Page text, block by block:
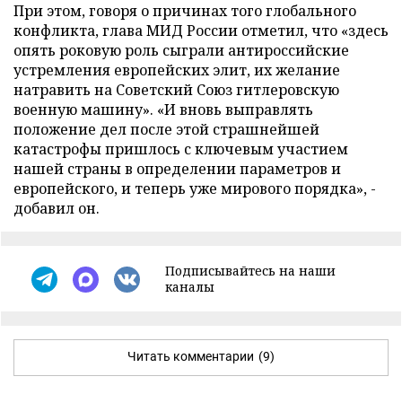
При этом, говоря о причинах того глобального
конфликта, глава МИД России отметил, что «здесь
опять роковую роль сыграли антироссийские
устремления европейских элит, их желание
натравить на Советский Союз гитлеровскую
военную машину». «И вновь выправлять
положение дел после этой страшнейшей
катастрофы пришлось с ключевым участием
нашей страны в определении параметров и
европейского, и теперь уже мирового порядка», -
добавил он.
Подписывайтесь на наши
каналы
Читать комментарии (9)